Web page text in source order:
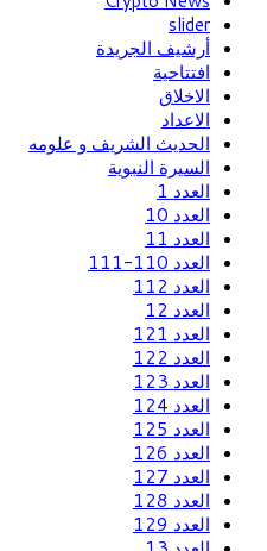
slider
أرشيف الجريدة
افتتاحية
الاخلاق
الاعداد
الحديث الشريف و علومه
السيرة النبوية
العدد 1
العدد 10
العدد 11
العدد 110-111
العدد 112
العدد 12
العدد 121
العدد 122
العدد 123
العدد 124
العدد 125
العدد 126
العدد 127
العدد 128
العدد 129